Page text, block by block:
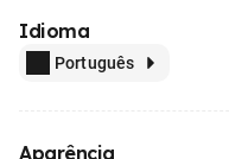
Idioma
Português
Aparência